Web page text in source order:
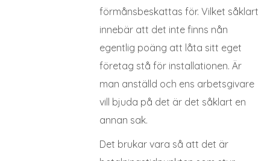
förmånsbeskattas för. Vilket såklart
innebär att det inte finns nån
egentlig poäng att låta sitt eget
företag stå för installationen. Är
man anställd och ens arbetsgivare
vill bjuda på det är det såklart en
annan sak.
Det brukar vara så att det är